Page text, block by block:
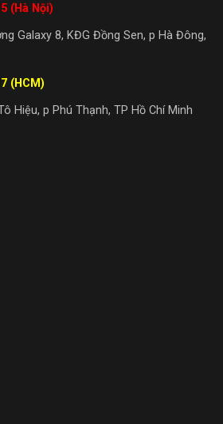
(Hà Nội)
Galaxy 8, KĐG Đồng Sen, p Hà Đông,
(HCM)
Hiệu, p Phú Thạnh, TP Hồ Chí Minh